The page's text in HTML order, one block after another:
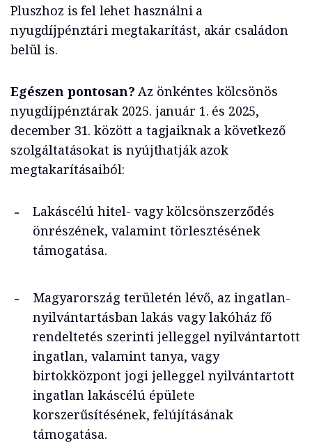
Pluszhoz is fel lehet használni a
nyugdíjpénztári megtakarítást, akár családon
belül is.
Egészen pontosan?Az önkéntes kölcsönös
nyugdíjpénztárak 2025. január 1. és 2025,
december 31. között a tagjaiknak a következő
szolgáltatásokat is nyújthatják azok
megtakarításaiból:
Lakáscélú hitel- vagy kölcsönszerződés
önrészének, valamint törlesztésének
támogatása.
Magyarország területén lévő, az ingatlan-
nyilvántartásban lakás vagy lakóház fő
rendeltetés szerinti jelleggel nyilvántartott
ingatlan, valamint tanya, vagy
birtokközpont jogi jelleggel nyilvántartott
ingatlan lakáscélú épülete
korszerűsítésének, felújításának
támogatása.